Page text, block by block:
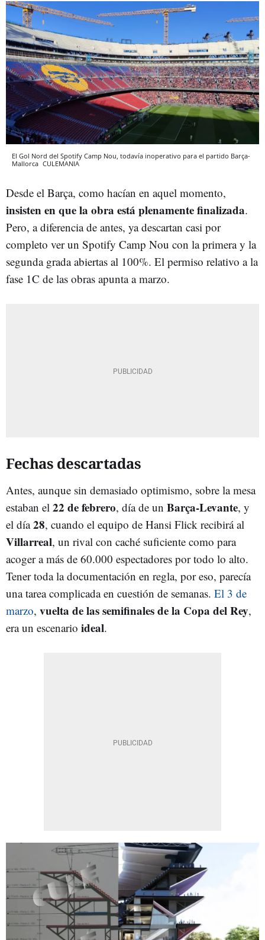
El Gol Nord del Spotify Camp Nou, todavía inoperativo para el partido Barça-
Mallorca CULEMANIA
Desde el Barça, como hacían en aquel momento,
insisten en que la obra está plenamente finalizada.
Pero, a diferencia de antes, ya descartan casi por
completo ver un Spotify Camp Nou con la primera y la
segunda grada abiertas al 100%. El permiso relativo a la
fase 1C de las obras apunta a marzo.
Fechas descartadas
Antes, aunque sin demasiado optimismo, sobre la mesa
estaban el 22 de febrero, día de un Barça-Levante, y
el día28, cuando el equipo de Hansi Flick recibirá al
Villarreal, un rival con caché suficiente como para
acoger a más de 60.000 espectadores por todo lo alto.
Tener toda la documentación en regla, por eso, parecía
una tarea complicada en cuestión de semanas. El 3 de
marzo, vuelta de las semifinales de la Copa del Rey,
era un escenario ideal.